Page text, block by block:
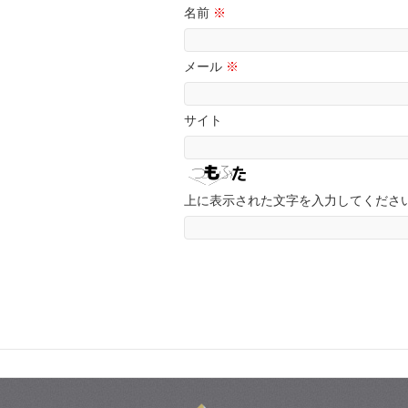
名前 ※
メール ※
サイト
上に表示された文字を入力してくださ